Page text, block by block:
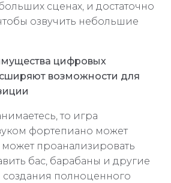
сценах, и достаточно
озвучить небольшие
цифровых
возможности для
то игра
фортепиано может
может проанализировать
бас, барабаны и другие
создания полноценного